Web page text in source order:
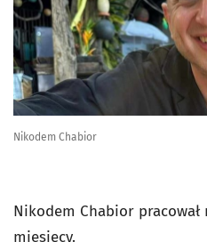
Nikodem Chabior
Nikodem Chabior
miesięcy.